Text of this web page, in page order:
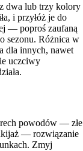
dwa lub trzy kolory
i przyłóż je do
— poproś zaufaną
sezonu. Różnica w
dla innych, nawet
uczciwy
powodów — złe
— rozwiązanie
Zmyj